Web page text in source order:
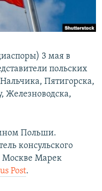
3 мая в
польских
Пятигорска,
Железноводска,
Польши.
консульского
Москве Марек
Post.